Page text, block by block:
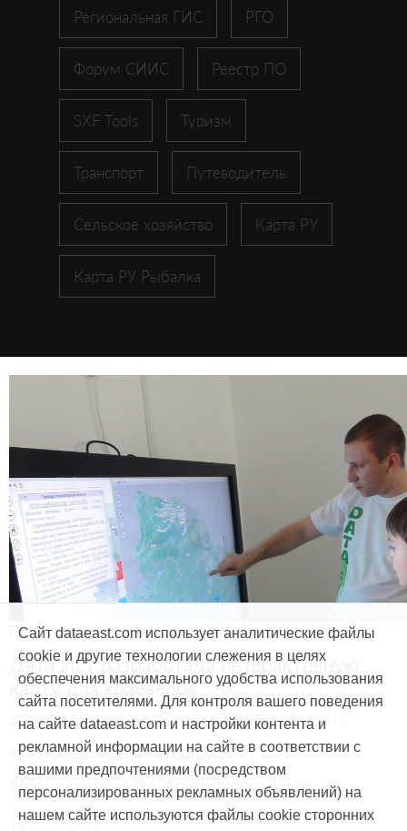
Региональная ГИС РГО
Форум СИИС Реестр ПО
SXF Tools Туризм
Транспорт Путеводитель
Сельское хозяйство Карта РУ
Карта РУ Рыбалка
Продукты и услуги
Дата Ист разработала интерактивную
карту для краеведов
#CarryMap #Интерактивная карта #ArcGIS
#Природа #Дети #География
#Мобильная карта #Веб-приложение
Сайт dataeast.com использует аналитические файлы
cookie и другие технологии слежения в целях
обеспечения максимального удобства использования
сайта посетителями. Для контроля вашего поведения
на сайте dataeast.com и настройки контента и
рекламной информации на сайте в соответствии с
вашими предпочтениями (посредством
персонализированных рекламных объявлений) на
нашем сайте используются файлы cookie сторонних